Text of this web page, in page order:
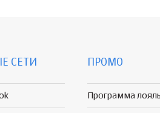
СЕТИ ПРОМО
Программа